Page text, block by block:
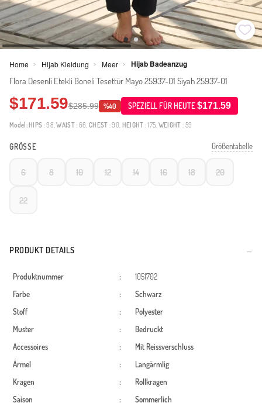
Home > Hijab Kleidung > Meer > Hijab Badeanzug
Flora Desenli Etekli Boneli Tesettür Mayo 25937-01 Siyah 25937-01
$171.59$285.99 %40 SPEZIELL FÜR HEUTE$171.59
Model: HIPS : 98,WAIST: 66,CHEST : 90, HEIGHT : 175, WEIGHT : 59
GRÖSSE Größentabelle
6 8 10 12 14 16 18 20
22
PRODUKT DETAILS
Produktnummer :
1051702
Farbe
:
Schwarz
Stoff
:
Polyester
Muster
:
Bedruckt
Accessoires
:
Mit Reissverschluss
Ärmel
:
Langärmlig
Kragen
:
Rollkragen
Saison
:
Sommerlich